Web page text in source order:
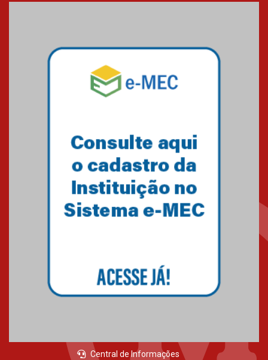
07.11.2024
Equipe de saltos ornamentais
do Mackenzie Brasília
Gravação do projeto “Mais de
31 mil vozes com a Palavra” é
realizado no Colégio
Mackenzie Brasília
25.10.2024
Brasília conquistam medalhas
em importantes competições
de Matemática
04.10.2024
Central de Informações